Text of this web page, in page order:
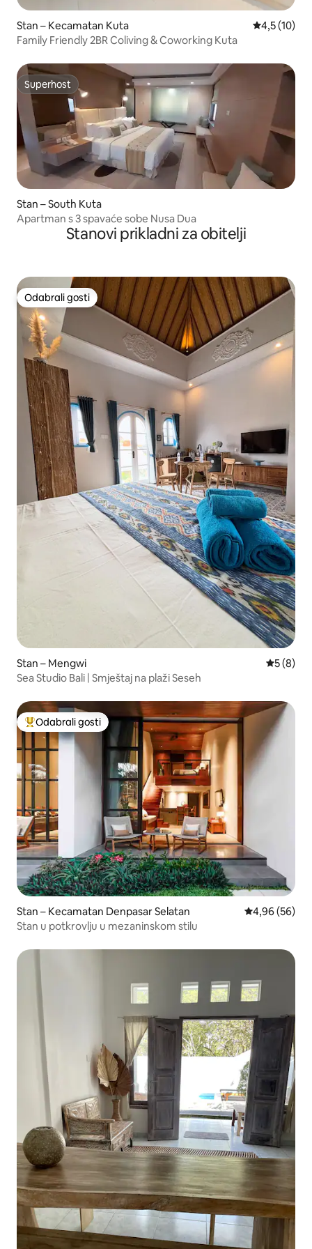
Stan – Kecamatan Kuta Prosječna
4,5 (10)
Family Friendly 2BR Coliving & Coworking Kuta
Superhost
Superhost
Stan – South Kuta
Apartman s 3 spavaće sobe Nusa Dua
Stanovi prikladni za obitelji
Odabrali gosti
Odabrali gosti
Stan – Mengwi
5 (8)
Sea Studio Bali | Smještaj na plaži Seseh
Među najviše rangiranima s oznakom „Odabrali gosti”
Odabrali gosti
Stan – Kecamatan Denpasar Selatan Prosječna
4,96 (56)
Stan u potkrovlju u mezaninskom stilu